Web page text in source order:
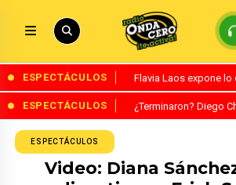
ESPECTÁCULOS Flavia Laos expone lo
ESPECTÁCULOS ¿Terminaron? Diego
ESPECTÁCULOS
Video: Diana